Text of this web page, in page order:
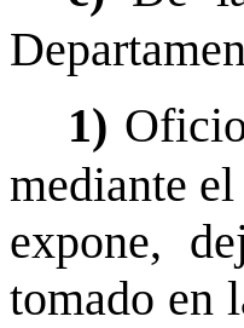
1)
mediante
expone,
tomado en